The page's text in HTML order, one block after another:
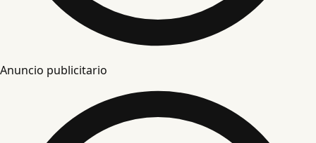
Anuncio publicitario